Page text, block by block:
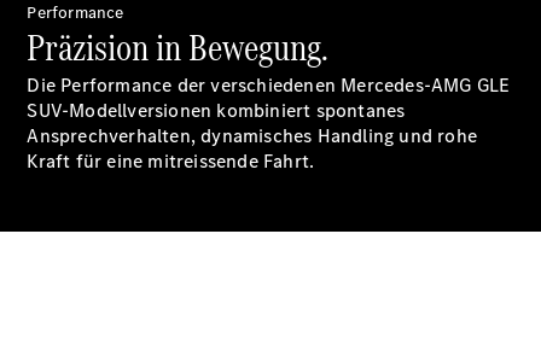
Jobs &
Karriere
Kontaktformular
Servicetermin
buchen
Performance
Präzision in Bewegung.
Die Performance der verschiedenen Mercedes-AMG GLE
SUV-Modellversionen kombiniert spontanes
Ansprechverhalten, dynamisches Handling und rohe
Kraft für eine mitreissende Fahrt.